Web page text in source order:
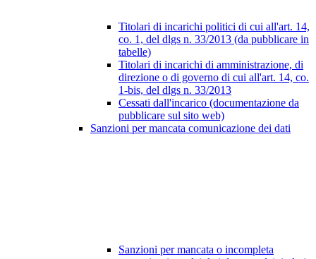
Titolari di incarichi politici di cui all'art. 14,
co. 1, del dlgs n. 33/2013 (da pubblicare in
tabelle)
Titolari di incarichi di amministrazione, di
direzione o di governo di cui all'art. 14, co.
1-bis, del dlgs n. 33/2013
Cessati dall'incarico (documentazione da
pubblicare sul sito web)
Sanzioni per mancata comunicazione dei dati
Sanzioni per mancata o incompleta